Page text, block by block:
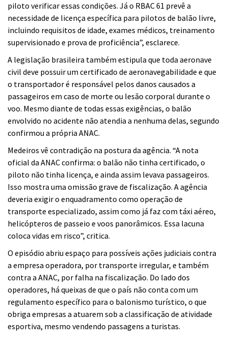
piloto verificar essas condições. Já o RBAC 61 prevê a
necessidade de licença específica para pilotos de balão livre,
incluindo requisitos de idade, exames médicos, treinamento
supervisionado e prova de proficiência”, esclarece.
A legislação brasileira também estipula que toda aeronave
civil deve possuir um certificado de aeronavegabilidade e que
o transportador é responsável pelos danos causados a
passageiros em caso de morte ou lesão corporal durante o
voo. Mesmo diante de todas essas exigências, o balão
envolvido no acidente não atendia a nenhuma delas, segundo
confirmou a própria ANAC.
Medeiros vê contradição na postura da agência. “A nota
oficial da ANAC confirma: o balão não tinha certificado, o
piloto não tinha licença, e ainda assim levava passageiros.
Isso mostra uma omissão grave de fiscalização. A agência
deveria exigir o enquadramento como operação de
transporte especializado, assim como já faz com táxi aéreo,
helicópteros de passeio e voos panorâmicos. Essa lacuna
coloca vidas em risco”, critica.
O episódio abriu espaço para possíveis ações judiciais contra
a empresa operadora, por transporte irregular, e também
contra a ANAC, por falha na fiscalização. Do lado dos
operadores, há queixas de que o país não conta com um
regulamento específico para o balonismo turístico, o que
obriga empresas a atuarem sob a classificação de atividade
esportiva, mesmo vendendo passagens a turistas.